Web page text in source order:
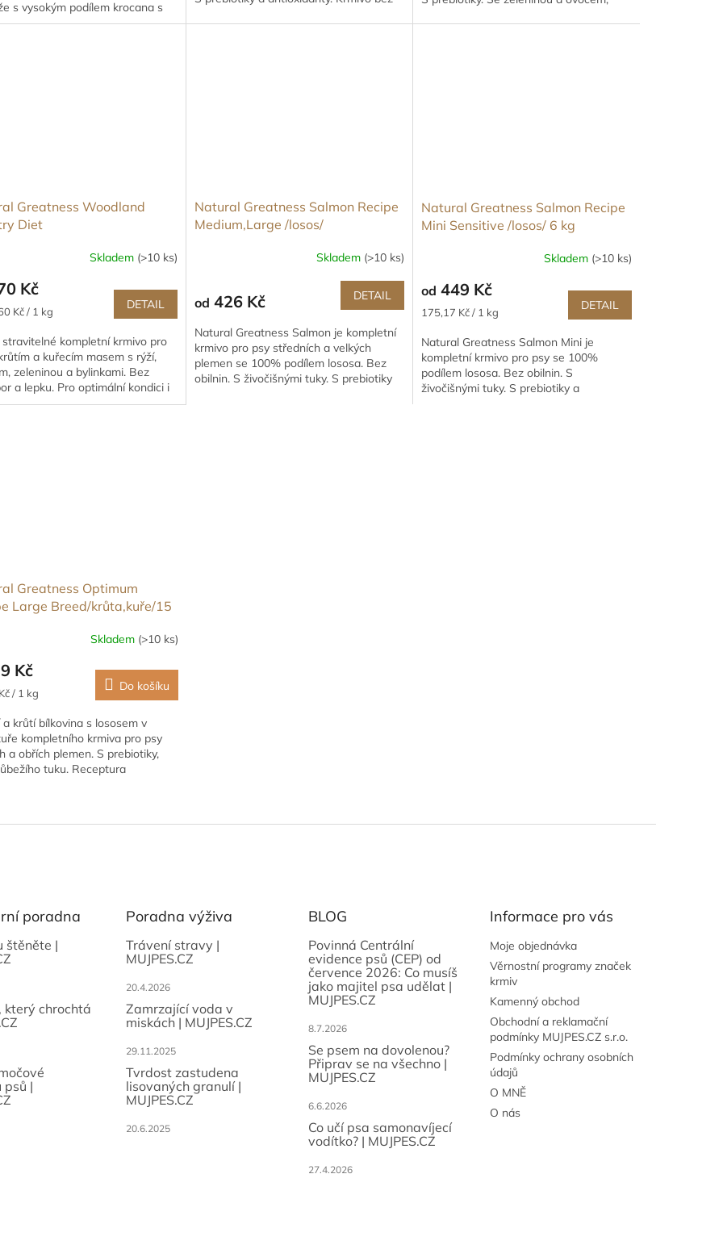
s vysokým podílem krocana s
lososa a...
Greatness Woodland
Diet
Skladem (>10 ks)
Kč
Kč / 1 kg DETAIL
stravitelné kompletní krmivo pro
a kuřecím masem s rýží,
zeleninou a bylinkami. Bez
a lepku. Pro optimální kondici i
Natural Greatness Salmon Recipe
Medium,Large /losos/
Skladem (>10 ks)
od 426 Kč DETAIL
Natural Greatness Salmon je kompletní
krmivo pro psy středních a velkých
plemen se 100% podílem lososa. Bez
obilnin. S živočišnými tuky. S prebiotiky
Natural Greatness Salmon Recipe
Mini Sensitive /losos/ 6 kg
Skladem (>10 ks)
od 449 Kč
Měrná
175,17 Kč / 1 kg DETAIL
Natural Greatness Salmon Mini je
kompletní krmivo pro psy se 100%
podílem lososa. Bez obilnin. S
živočišnými tuky. S prebiotiky a
Greatness Optimum
Large Breed/krůta,kuře/15
Skladem (>10 ks)
Kč
/ 1 kg Do košíku
a krůtí bílkovina s lososem v
kompletního krmiva pro psy
a obřích plemen. S prebiotiky,
tuku. Receptura
v
poradna
štěněte |
který chrochtá
psů |
Poradna výživa
Trávení stravy |
MUJPES.CZ
20.4.2026
Zamrzající voda v
miskách | MUJPES.CZ
29.11.2025
Tvrdost zastudena
lisovaných granulí |
MUJPES.CZ
20.6.2025
BLOG
Povinná Centrální
evidence psů (CEP) od
července 2026: Co musíš
jako majitel psa udělat |
MUJPES.CZ
8.7.2026
Se psem na dovolenou?
Připrav se na všechno |
MUJPES.CZ
6.6.2026
Co učí psa samonavíjecí
vodítko? | MUJPES.CZ
27.4.2026
Informace pro vás
Moje objednávka
Věrnostní programy značek
krmiv
Kamenný obchod
Obchodní a reklamační
podmínky MUJPES.CZ s.r.o.
Podmínky ochrany osobních
údajů
O MNĚ
O nás